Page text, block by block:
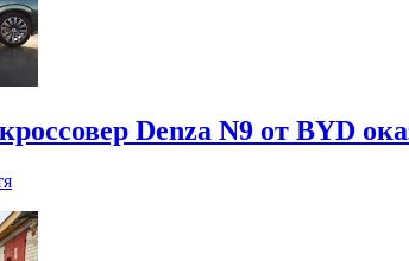
Denza N9 от BYD